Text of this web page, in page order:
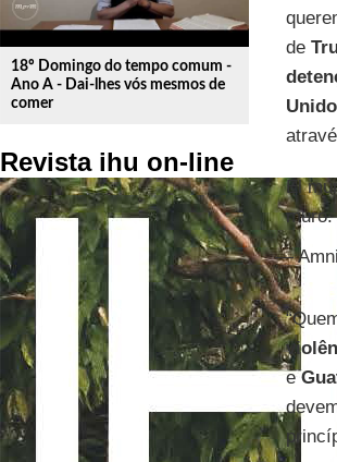
18º Domingo do tempo comum -
Ano A - Dai-lhes vós mesmos de
comer
Revista ihu on-line
de
El
—
e